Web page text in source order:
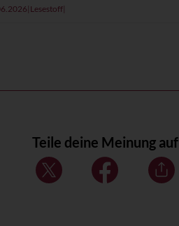
| Lesestoff|
Teile deine Meinung auf